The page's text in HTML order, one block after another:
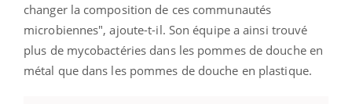
changer la composition de ces communautés
microbiennes", ajoute-t-il. Son équipe a ainsi trouvé
plus de mycobactéries dans les pommes de douche en
métal que dans les pommes de douche en plastique.